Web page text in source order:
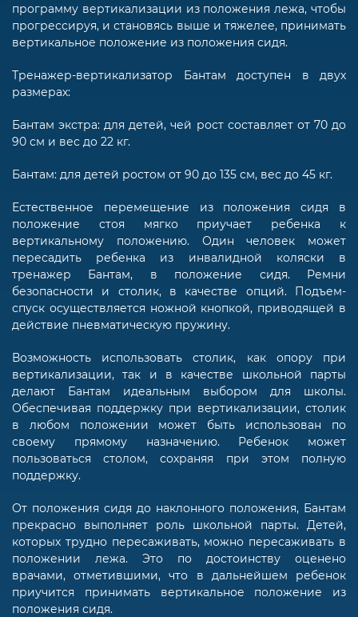
программу вертикализации из положения лежа, чтобы
прогрессируя, и становясь выше и тяжелее, принимать
вертикальное положение из положения сидя.
Тренажер-вертикализатор Бантам доступен в двух
размерах:
Бантам экстра: для детей, чей рост составляет от 70 до
90 см и вес до 22 кг.
Бантам: для детей ростом от 90 до 135 см, вес до 45 кг.
Естественное перемещение из положения сидя в
положение стоя мягко приучает ребенка к
вертикальному положению. Один человек может
пересадить ребенка из инвалидной коляски в
тренажер Бантам, в положение сидя. Ремни
безопасности и столик, в качестве опций. Подъем-
спуск осуществляется ножной кнопкой, приводящей в
действие пневматическую пружину.
Возможность использовать столик, как опору при
вертикализации, так и в качестве школьной парты
делают Бантам идеальным выбором для школы.
Обеспечивая поддержку при вертикализации, столик
в любом положении может быть использован по
своему прямому назначению. Ребенок может
пользоваться столом, сохраняя при этом полную
поддержку.
От положения сидя до наклонного положения, Бантам
прекрасно выполняет роль школьной парты. Детей,
которых трудно пересаживать, можно пересаживать в
положении лежа. Это по достоинству оценено
врачами, отметившими, что в дальнейшем ребенок
приучится принимать вертикальное положение из
положения сидя.